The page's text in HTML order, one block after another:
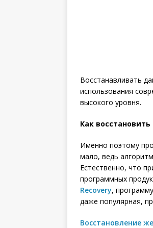
Восстанавливать
использования
высокого уровня.
Как
Именно поэтому
мало, ведь
Естественно, что
программных
Recovery,
даже популярная,
Восстановление